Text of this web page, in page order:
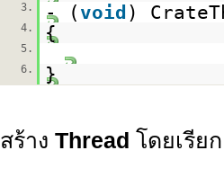
3.
- ( void)
4. {
5.
6.
}
สร้าง Thread โดยเรีย